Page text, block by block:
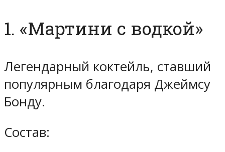
1. «Мартини с водкой»
Легендарный коктейль, ставший
популярным благодаря Джеймсу
Бонду.
Состав: